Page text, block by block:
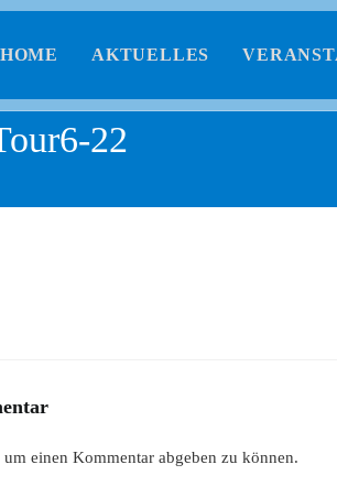
HOME AKTUELLES
22
um einen Kommentar abgeben zu können.